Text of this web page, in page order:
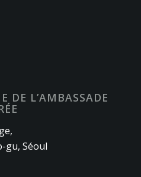
DE L’AMBASSADE
gu, Séoul